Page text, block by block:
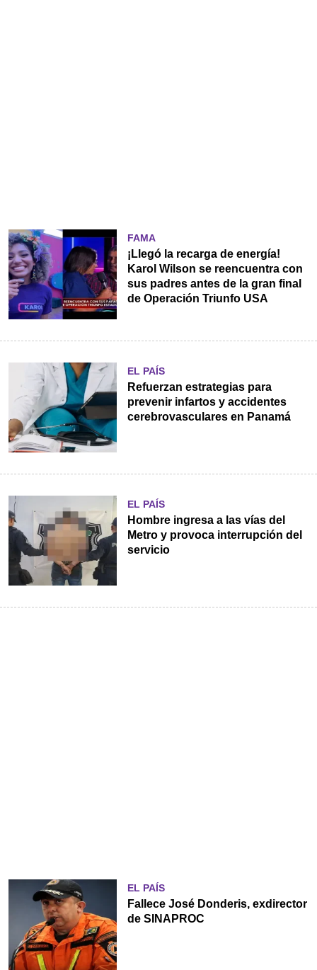
FAMA
¡Llegó la recarga de energía!
Karol Wilson se reencuentra con
sus padres antes de la gran final
de Operación Triunfo USA
EL PAÍS
Refuerzan estrategias para
prevenir infartos y accidentes
cerebrovasculares en Panamá
EL PAÍS
Hombre ingresa a las vías del
Metro y provoca interrupción del
servicio
EL PAÍS
Fallece José Donderis, exdirector
de SINAPROC